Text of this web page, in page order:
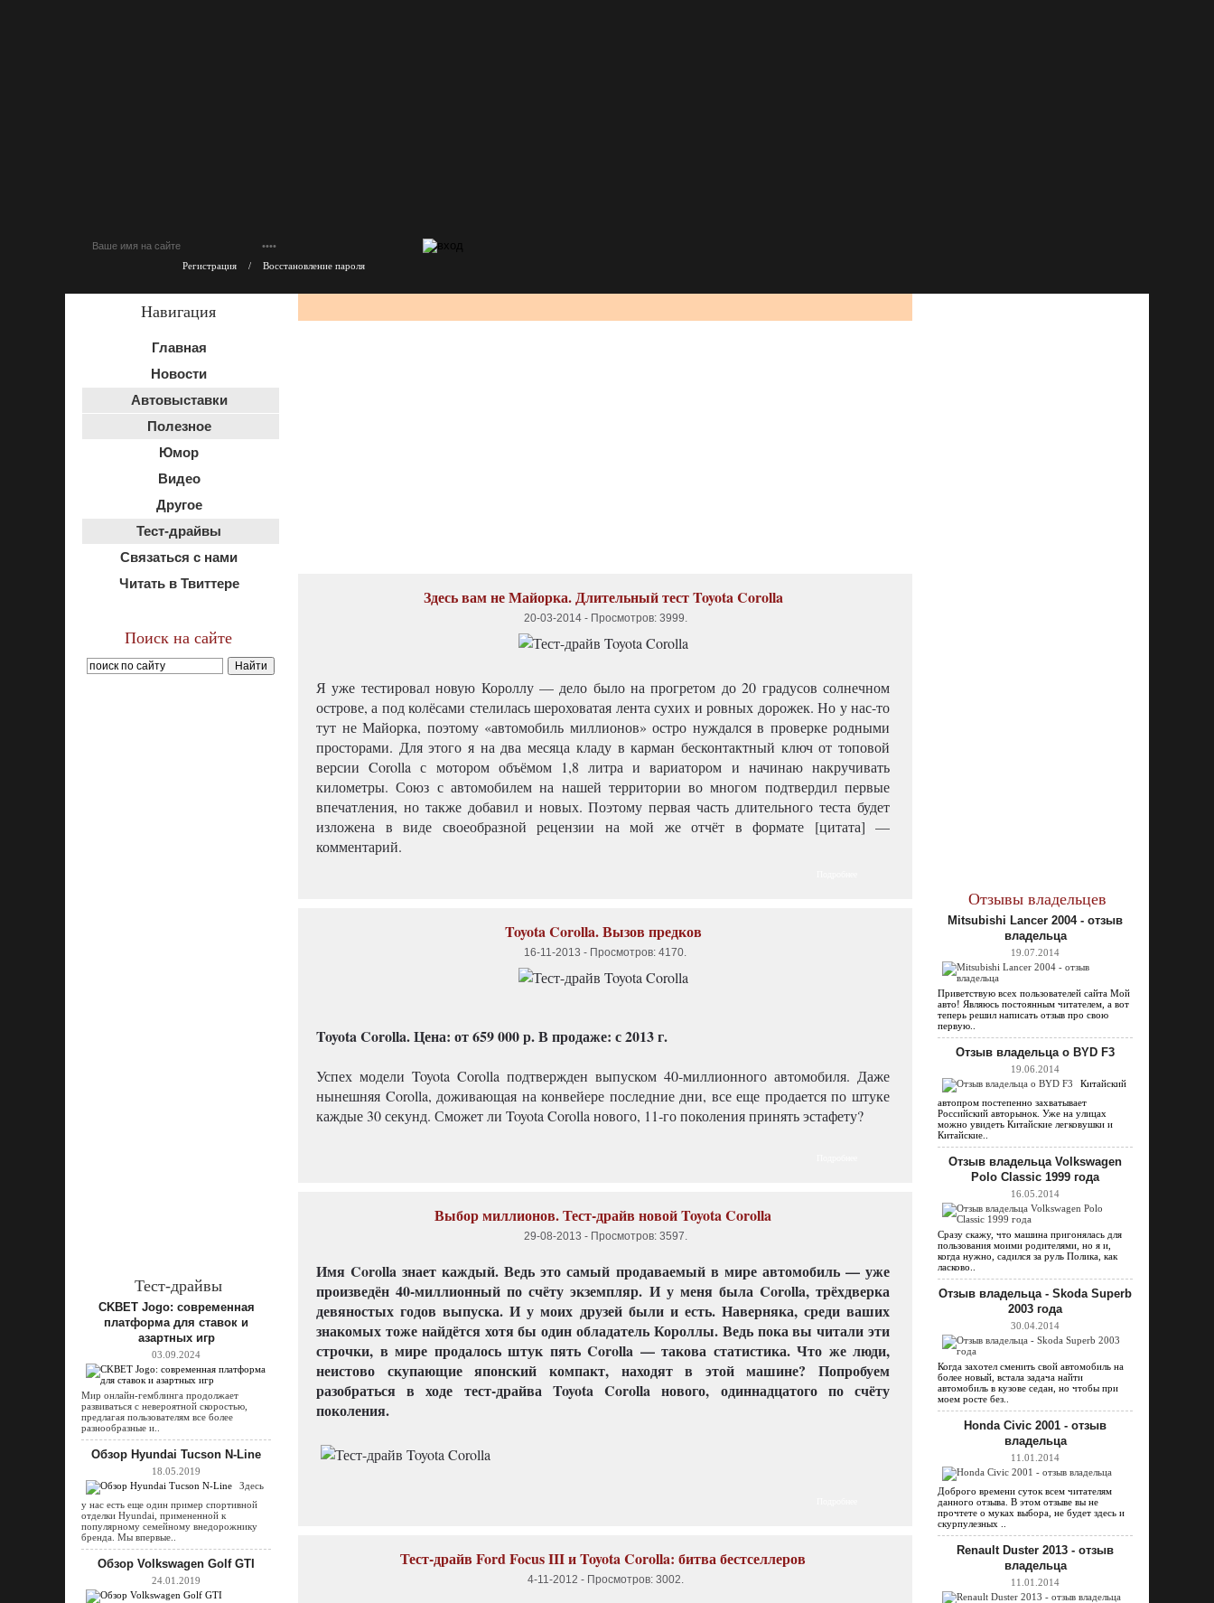
Регистрация / Восстановление пароля
Навигация
Главная
Новости
Автовыставки
Полезное
Юмор
Видео
Другое
Тест-драйвы
Связаться с нами
Читать в Твиттере
Поиск на сайте
Тест-драйвы
CKBET Jogo: современная
платформа для ставок и
азартных игр
03.09.2024
Мир онлайн-гемблинга продолжает
развиваться с невероятной скоростью,
предлагая пользователям все более
разнообразные и..
Обзор Hyundai Tucson N-Line
18.05.2019
Здесь
у нас есть еще один пример спортивной
отделки Hyundai, примененной к
популярному семейному внедорожнику
бренда. Мы впервые..
Обзор Volkswagen Golf GTI
24.01.2019
Здесь вам не Майорка. Длительный тест Toyota Corolla
20-03-2014- Просмотров: 3999.
Я уже тестировал новую Короллу — дело было на прогретом до 20 градусов солнечном
острове, а под колёсами стелилась шероховатая лента сухих и ровных дорожек. Но у нас-то
тут не Майорка, поэтому «автомобиль миллионов» остро нуждался в проверке родными
просторами. Для этого я на два месяца кладу в карман бесконтактный ключ от топовой
версии Corolla с мотором объёмом 1,8 литра и вариатором и начинаю накручивать
километры. Союз с автомобилем на нашей территории во многом подтвердил первые
впечатления, но также добавил и новых. Поэтому первая часть длительного теста будет
изложена в виде своеобразной рецензии на мой же отчёт в формате [цитата] —
комментарий.
Toyota Corolla. Вызов предков
16-11-2013 - Просмотров: 4170.
Toyota Corolla. Цена: от 659 000 р. В продаже: с 2013 г.
Успех модели Toyota Corolla подтвержден выпуском 40‑миллионного автомобиля. Даже
нынешняя Corolla, доживающая на конвейере последние дни, все еще продается по штуке
каждые 30 секунд. Сможет ли Toyota Corolla нового, 11‑го поколения принять эстафету?
Выбор миллионов. Тест-драйв новой Toyota Corolla
29-08-2013 - Просмотров: 3597.
Имя Corolla знает каждый. Ведь это самый продаваемый в мире автомобиль — уже
произведён 40-миллионный по счёту экземпляр. И у меня была Corolla, трёхдверка
девяностых годов выпуска. И у моих друзей были и есть. Наверняка, среди ваших
знакомых тоже найдётся хотя бы один обладатель Короллы. Ведь пока вы читали эти
строчки, в мире продалось штук пять Corolla — такова статистика. Что же люди,
неистово скупающие японский компакт, находят в этой машине? Попробуем
разобраться в ходе тест-драйва Toyota Corolla нового, одиннадцатого по счёту
поколения.
Тест-драйв Ford Focus III и Toyota Corolla: битва бестселлеров
4-11-2012 - Просмотров: 3002.
Отзывы владельцев
Mitsubishi Lancer 2004 - отзыв
владельца
19.07.2014
Приветствую всех пользователей сайта Мой
авто! Являюсь постоянным читателем, а вот
теперь решил написать отзыв про свою
первую..
Отзыв владельца о BYD F3
19.06.2014
Китайский
автопром постепенно захватывает
Российский авторынок. Уже на улицах
можно увидеть Китайские легковушки и
Китайские..
Отзыв владельца Volkswagen
Polo Classic 1999 года
16.05.2014
Сразу скажу, что машина пригонялась для
пользования моими родителями, но я и,
когда нужно, садился за руль Полика, как
ласково..
Отзыв владельца - Skoda Superb
2003 года
30.04.2014
Когда захотел сменить свой автомобиль на
более новый, встала задача найти
автомобиль в кузове седан, но чтобы при
моем росте без..
Honda Civic 2001 - отзыв
владельца
11.01.2014
Доброго времени суток всем читателям
данного отзыва. В этом отзыве вы не
прочтете о муках выбора, не будет здесь и
скурпулезных ..
Renault Duster 2013 - отзыв
владельца
11.01.2014